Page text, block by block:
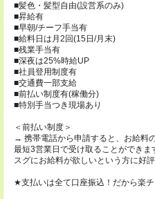
■髪色・髪型自由(設営系のみ)
■昇給有
■早朝/チーフ手当有
■給料日は月2回(15日/月末)
■残業手当有
■深夜は25%時給UP
■社員登用制度有
■交通費一部支給
■前払い制度有(稼働分)
■特別手当つき現場あり
＜前払い制度＞
→ 携帯電話から申請すると、お給料
最短3営業日で受け取ることができま
スグにお給料が欲しいという方に好評
★支払いは全て口座振込！だから楽チ